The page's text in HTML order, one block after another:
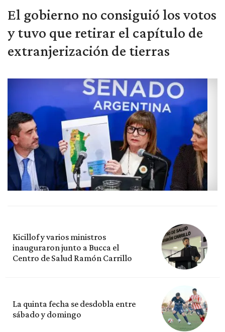
El gobierno no consiguió los votos
y tuvo que retirar el capítulo de
extranjerización de tierras
Kicillof y varios ministros
inauguraron junto a Bucca el
Centro de Salud Ramón Carrillo
La quinta fecha se desdobla entre
sábado y domingo